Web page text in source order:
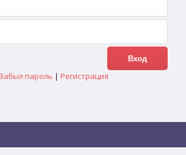
Забыл пароль | Регистрация